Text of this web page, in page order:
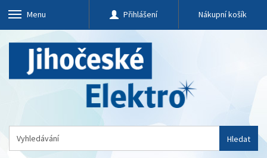
Menu Přihlášení Nákupní košík
Hledat